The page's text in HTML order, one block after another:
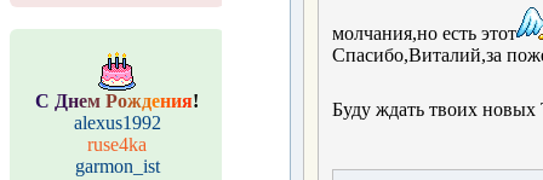
С Днем Рождения!
alexus1992
ruse4ka
garmon_ist
молчания,но есть этот
Спасибо,Виталий,за
Буду ждать твоих новых